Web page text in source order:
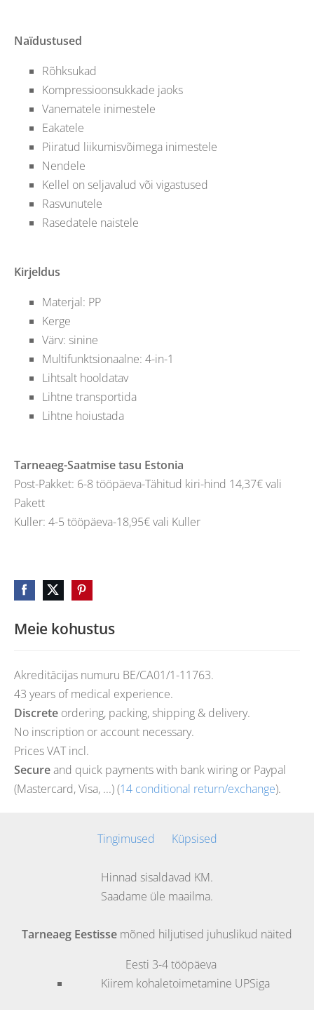
Meie kohustus
Akreditācijas numuru BE/CA01/1-11763.
43 years of medical experience.
Discrete ordering, packing, shipping & delivery.
No inscription or account necessary.
Prices VAT incl.
Secureand quick payments with bank wiring or Paypal
(Mastercard, Visa, ...) (14 conditional return/exchange).
Naïdustused
Rõhksukad
Kompressioonsukkade jaoks
Vanematele inimestele
Eakatele
Piiratud liikumisvõimega inimestele
Nendele
Kellel on seljavalud või vigastused
Rasvunutele
Rasedatele naistele
Kirjeldus
Materjal: PP
Kerge
Värv: sinine
Multifunktsionaalne: 4-in-1
Lihtsalt hooldatav
Lihtne transportida
Lihtne hoiustada
Tarneaeg-Saatmise tasu Estonia
Post-Pakket: 6-8 tööpäeva-Tähitud kiri-hind 14,37€ vali
Pakett
Kuller: 4-5 tööpäeva-18,95€ vali Kuller
Tingimused Küpsised
Hinnad sisaldavad KM.
Saadame üle maailma.
Tarneaeg Eestisse mõned hiljutised juhuslikud näited
Eesti 3-4 tööpäeva
Kiirem kohaletoimetamine UPSiga